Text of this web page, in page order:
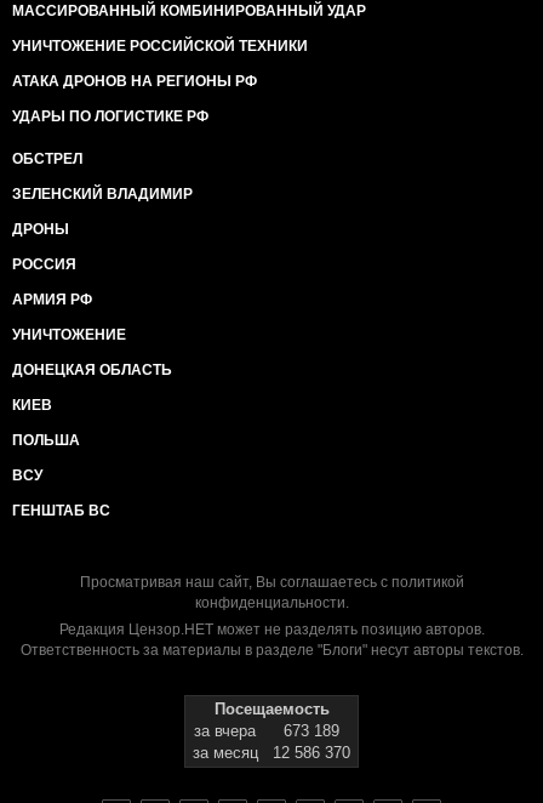
МАССИРОВАННЫЙ КОМБИНИРОВАННЫЙ УДАР
УНИЧТОЖЕНИЕ РОССИЙСКОЙ ТЕХНИКИ
АТАКА ДРОНОВ НА РЕГИОНЫ РФ
УДАРЫ ПО ЛОГИСТИКЕ РФ
ОБСТРЕЛ
ЗЕЛЕНСКИЙ ВЛАДИМИР
ДРОНЫ
РОССИЯ
АРМИЯ РФ
УНИЧТОЖЕНИЕ
ДОНЕЦКАЯ ОБЛАСТЬ
КИЕВ
ПОЛЬША
ВСУ
ГЕНШТАБ ВС
Просматривая наш сайт, Вы соглашаетесь с политикой
конфиденциальности.
Редакция Цензор.НЕТ может не разделять позицию авторов.
Ответственность за материалы в разделе "Блоги" несут авторы текстов.
Посещаемость
за вчера
673 189
за месяц
12 586 370